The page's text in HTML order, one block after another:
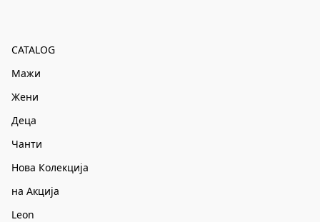
CATALOG
Мажи
Жени
Деца
Чанти
Нова Колекција
на Акција
Leon